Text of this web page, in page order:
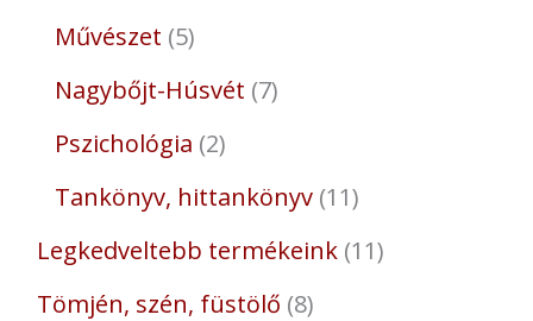
Művészet 5
Nagybőjt-Húsvét 7
Pszichológia 2
Tankönyv, hittankönyv 11
Legkedveltebb termékeink 11
Tömjén, szén, füstölő 8